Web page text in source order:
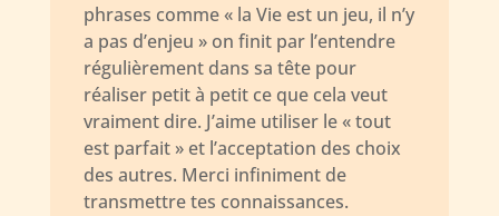
phrases comme « la Vie est un jeu, il n’y
a pas d’enjeu » on finit par l’entendre
régulièrement dans sa tête pour
réaliser petit à petit ce que cela veut
vraiment dire. J’aime utiliser le « tout
est parfait » et l’acceptation des choix
des autres. Merci infiniment de
transmettre tes connaissances.